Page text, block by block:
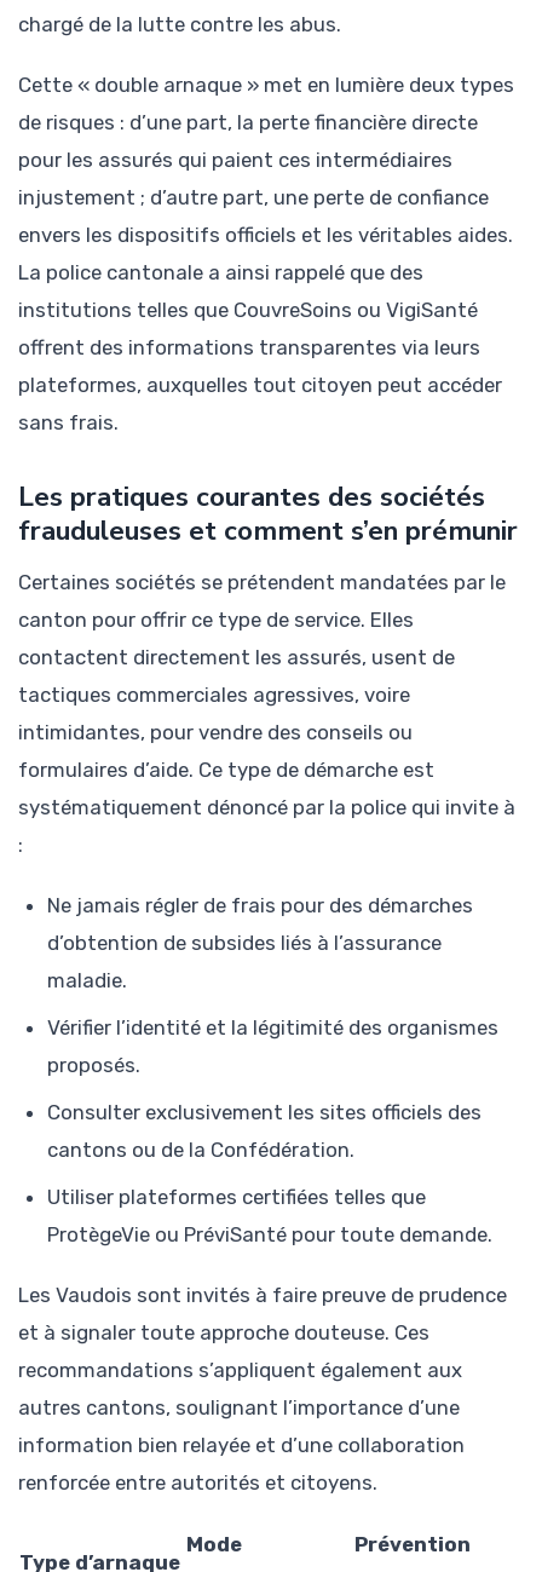
chargé de la lutte contre les abus.
Cette « double arnaque » met en lumière deux types
de risques : d’une part, la perte financière directe
pour les assurés qui paient ces intermédiaires
injustement ; d’autre part, une perte de confiance
envers les dispositifs officiels et les véritables aides.
La police cantonale a ainsi rappelé que des
institutions telles que CouvreSoins ou VigiSanté
offrent des informations transparentes via leurs
plateformes, auxquelles tout citoyen peut accéder
sans frais.
Les pratiques courantes des sociétés
frauduleuses et comment s’en prémunir
Certaines sociétés se prétendent mandatées par le
canton pour offrir ce type de service. Elles
contactent directement les assurés, usent de
tactiques commerciales agressives, voire
intimidantes, pour vendre des conseils ou
formulaires d’aide. Ce type de démarche est
systématiquement dénoncé par la police qui invite à
:
Ne jamais régler de frais pour des démarches
d’obtention de subsides liés à l’assurance
maladie.
Vérifier l’identité et la légitimité des organismes
proposés.
Consulter exclusivement les sites officiels des
cantons ou de la Confédération.
Utiliser plateformes certifiées telles que
ProtègeVie ou PréviSanté pour toute demande.
Les Vaudois sont invités à faire preuve de prudence
et à signaler toute approche douteuse. Ces
recommandations s’appliquent également aux
autres cantons, soulignant l’importance d’une
information bien relayée et d’une collaboration
renforcée entre autorités et citoyens.
Type d’arnaque
Mode
Prévention